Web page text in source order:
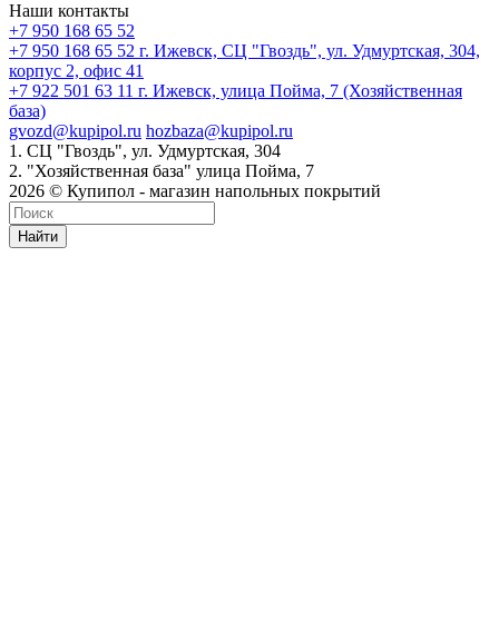
Наши контакты
+7 950 168 65 52
+7 950 168 65 52 г. Ижевск, СЦ "Гвоздь", ул. Удмуртская, 304,
корпус 2, офис 41
+7 922 501 63 11 г. Ижевск, улица Пойма, 7 (Хозяйственная
база)
gvozd@kupipol.ru hozbaza@kupipol.ru
1. СЦ "Гвоздь", ул. Удмуртская, 304
2. "Хозяйственная база" улица Пойма, 7
2026 © Купипол - магазин напольных покрытий
Найти